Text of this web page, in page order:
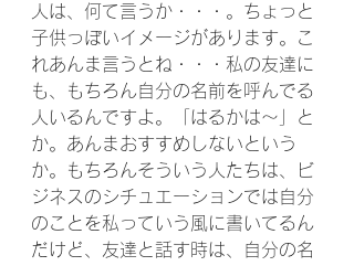
人は、何て言うか・・・。ちょっと
子供っぽいイメージがあります。こ
れあんま言うとね・・・私の友達に
も、もちろん自分の名前を呼んでる
人いるんですよ。「はるかは～」と
か。あんまおすすめしないという
か。もちろんそういう人たちは、ビ
ジネスのシチュエーションでは自分
のことを私っていう風に書いてるん
だけど、友達と話す時は、自分の名